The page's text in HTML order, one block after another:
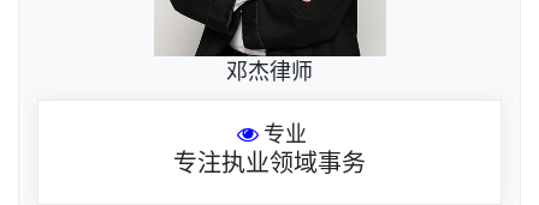
邓杰律师
专业
专注执业领域事务